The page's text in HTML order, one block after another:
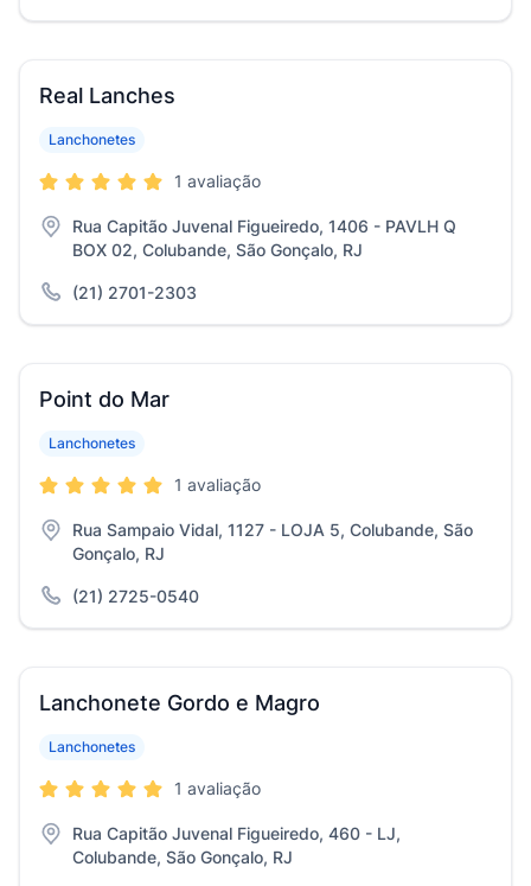
Real Lanches
Lanchonetes
1 avaliação
Rua Capitão Juvenal Figueiredo, 1406 - PAVLH Q
BOX 02, Colubande, São Gonçalo, RJ
(21) 2701-2303
Point do Mar
Lanchonetes
1 avaliação
Rua Sampaio Vidal, 1127 - LOJA 5, Colubande, São
Gonçalo, RJ
(21) 2725-0540
Lanchonete Gordo e Magro
Lanchonetes
1 avaliação
Rua Capitão Juvenal Figueiredo, 460 - LJ,
Colubande, São Gonçalo, RJ